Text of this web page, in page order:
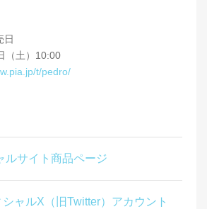
日
（土）10:00
t/pedro/
ルサイト商品ページ
ャルX（旧Twitter）アカウント